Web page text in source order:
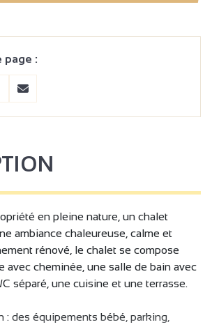
page :
en pleine nature, un chalet
ambiance chaleureuse, calme et
rénové, le chalet se compose
avec cheminée, une salle de bain avec
séparé, une cuisine et une terrasse.
: des équipements bébé, parking,